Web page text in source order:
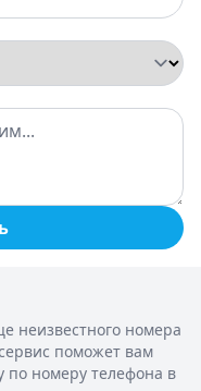
неизвестного номера
поможет вам
по номеру телефона в